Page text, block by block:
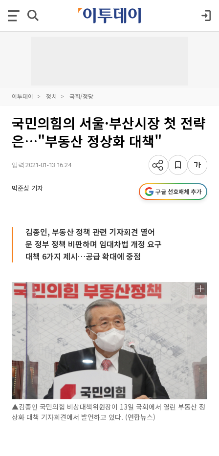
이투데이 정치 국회/정당
국민의힘의 서울·부산시장 첫 전략
은…"부동산 정상화 대책"
입력 2021-01-13 16:24
박준상 기자 구글 선호매체 추가
김종인, 부동산 정책 관련 기자회견 열어
문 정부 정책 비판하며 임대차법 개정 요구
대책 6가지 제시…공급 확대에 중점
▲김종인 국민의힘 비상대책위원장이 13일 국회에서 열린 부동산 정
상화 대책 기자회견에서 발언하고 있다. (연합뉴스)